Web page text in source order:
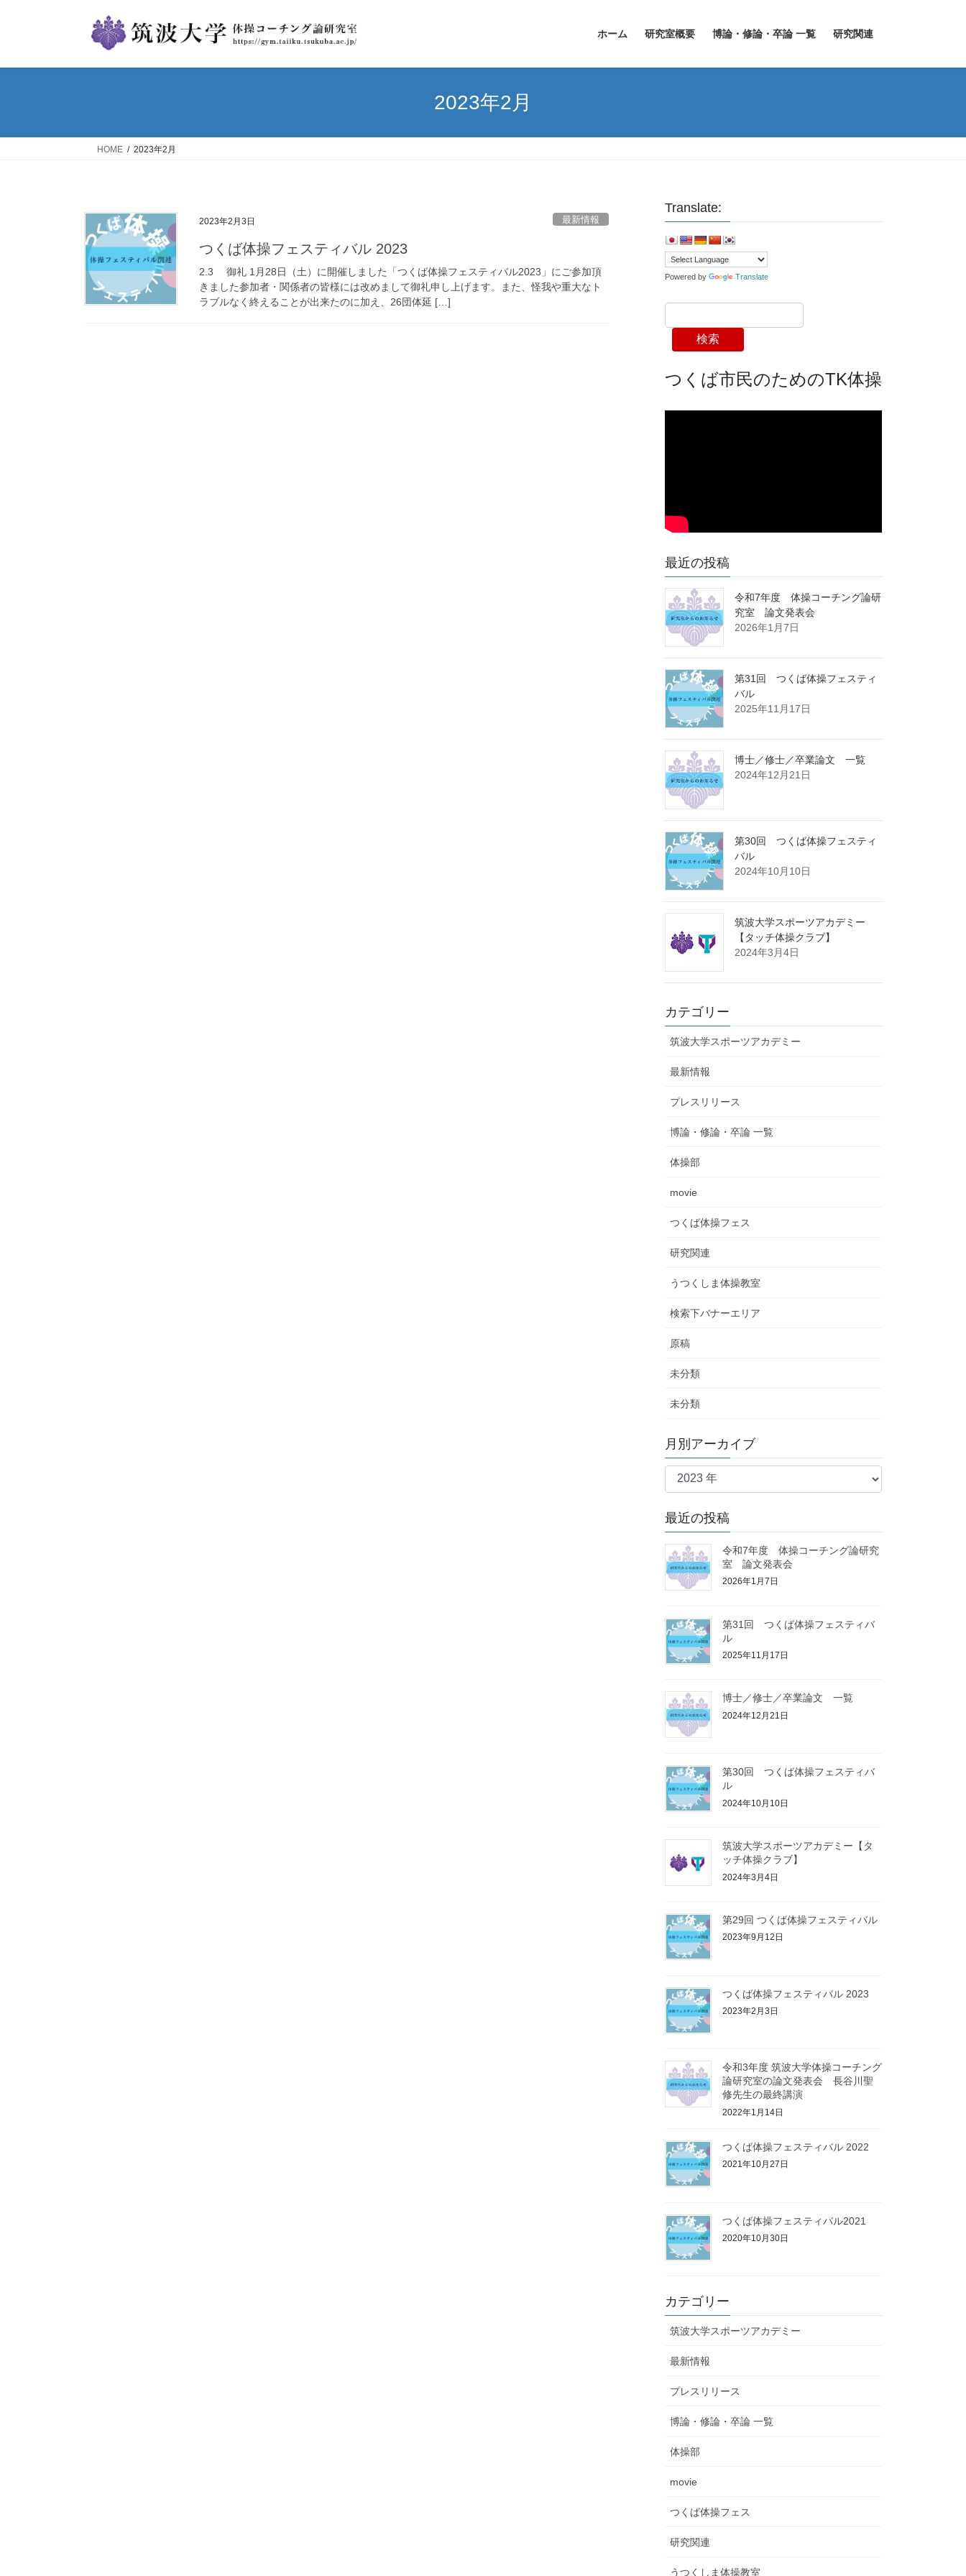
ホーム 研究室概要 博論・修論・卒論 一覧 研究関連
2023年2月
HOME 2023年2月
2023年2月3日 最新情報
つくば体操フェスティバル 2023
2.3 御礼 1月28日（土）に開催しました「つくば体操フェスティバル2023」にご参加頂
きました参加者・関係者の皆様には改めまして御礼申し上げます。また、怪我や重大なト
ラブルなく終えることが出来たのに加え、26団体延 […]
Translate:
Powered by Translate
検索
つくば市民のためのTK体操
最近の投稿
令和7年度 体操コーチング論研
究室 論文発表会
2026年1月7日
第31回 つくば体操フェスティ
バル
2025年11月17日
博士／修士／卒業論文 一覧
2024年12月21日
第30回 つくば体操フェスティ
バル
2024年10月10日
筑波大学スポーツアカデミー
【タッチ体操クラブ】
2024年3月4日
カテゴリー
筑波大学スポーツアカデミー
最新情報
プレスリリース
博論・修論・卒論 一覧
体操部
movie
つくば体操フェス
研究関連
うつくしま体操教室
検索下バナーエリア
原稿
未分類
未分類
月別アーカイブ
最近の投稿
令和7年度 体操コーチング論研究
室 論文発表会
2026年1月7日
第31回 つくば体操フェスティバ
ル
2025年11月17日
博士／修士／卒業論文 一覧
2024年12月21日
第30回 つくば体操フェスティバ
ル
2024年10月10日
筑波大学スポーツアカデミー【タ
ッチ体操クラブ】
2024年3月4日
第29回 つくば体操フェスティバル
2023年9月12日
つくば体操フェスティバル 2023
2023年2月3日
令和3年度 筑波大学体操コーチング
論研究室の論文発表会 長谷川聖
修先生の最終講演
2022年1月14日
つくば体操フェスティバル 2022
2021年10月27日
つくば体操フェスティバル2021
2020年10月30日
カテゴリー
筑波大学スポーツアカデミー
最新情報
プレスリリース
博論・修論・卒論 一覧
体操部
movie
つくば体操フェス
研究関連
うつくしま体操教室